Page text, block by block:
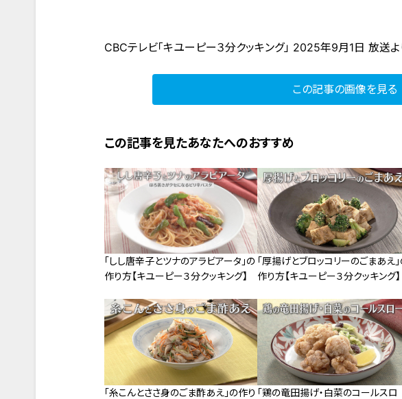
CBCテレビ「キユーピー３分クッキング」 2025年9月1日 放送よ
この記事の画像を見る
この記事を見たあなたへのおすすめ
「しし唐辛子とツナのアラビアータ」の
作り方【キユーピー３分クッキング】
「厚揚げとブロッコリーのごまあえ
作り方【キユーピー３分クッキング】
「糸こんとささ身のごま酢あえ」の作り 「鶏の竜田揚げ・白菜のコールスロ